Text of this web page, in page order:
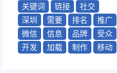
关键词
链接
社交
深圳
需要 排名
推广
微信
信息 品牌
受众
开发
加载 制作 移动